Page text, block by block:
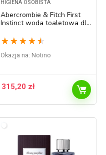
HIGIENA OSOBISTA
Abercrombie & Fitch First
Instinct woda toaletowa dla
★ ★ ★ ★ ★
Okazja na: Notino
315,20 zł